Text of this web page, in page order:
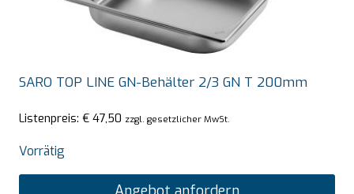
SARO TOP LINE GN-Behälter 2/3 GN T 200mm
Listenpreis: € 47,50 zzgl. gesetzlicher MwSt.
Vorrätig